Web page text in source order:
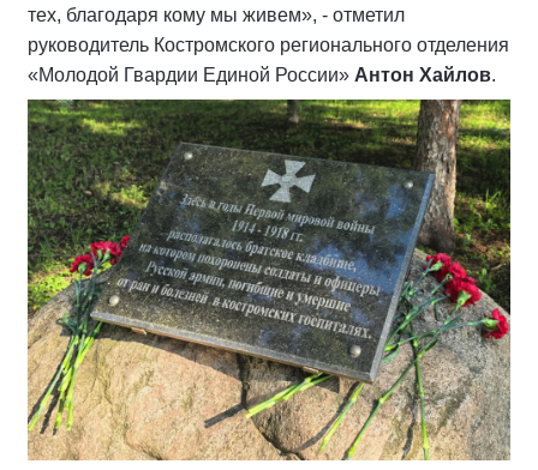
тех, благодаря кому мы живем», - отметил
руководитель Костромского регионального отделения
«Молодой Гвардии Единой России» Антон Хайлов.